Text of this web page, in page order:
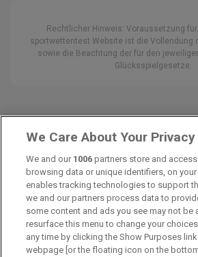
Rechtlicher Hinweis: Voraussetzung
sportwettentest Website ist die Vollendung
sowie die Beachtung der für den
Glücksspielgesetze.
Impressum
Datenschutz
Cookies
Kontakt
Über uns
We Care About Your Privacy
We and our 1006 partners store and
browsing data or unique identifiers, on
enables tracking technologies to support
we and our partners process data to
some content and ads you see may not be
resurface this menu to change your
any time by clicking the Show Purposes
webpage [or the floating icon on the